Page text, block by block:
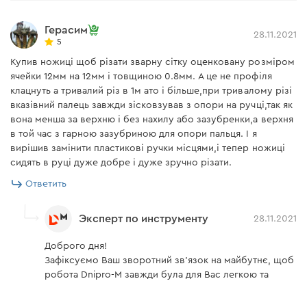
Герасим
5
28.11.2021
Купив ножиці щоб різати зварну сітку оценковану розміром
ячейки 12мм на 12мм і товщиною 0.8мм. А це не профіля
клацнуть а тривалий різ в 1м ато і більше,при тривалому різі
вказівний палець завжди зісковзував з опори на ручці,так як
вона менша за верхню і без нахилу або зазубренки,а верхня
в той час з гарною зазубриною для опори пальця. І я
вирішив замінити пластикові ручки місцями,і тепер ножиці
сидять в руці дуже добре і дуже зручно різати.
Ответить
Эксперт по инструменту 28.11.2021
Доброго дня!
Зафіксуємо Ваш зворотний зв'язок на майбутнє, щоб
робота Dnipro-M завжди була для Вас легкою та